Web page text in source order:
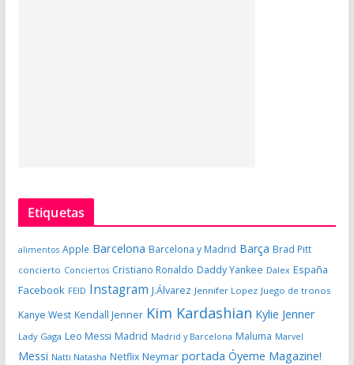
Etiquetas
alimentos Apple Barcelona Barcelona y Madrid Barça Brad Pitt
concierto Conciertos Cristiano Ronaldo Daddy Yankee Dalex España
Facebook FEID Instagram J.Álvarez Jennifer Lopez Juego de tronos
Kanye West Kendall Jenner Kim Kardashian Kylie Jenner
Lady Gaga Leo Messi Madrid Madrid y Barcelona Maluma Marvel
Messi Natti Natasha Netflix Neymar portada Óyeme Magazine!